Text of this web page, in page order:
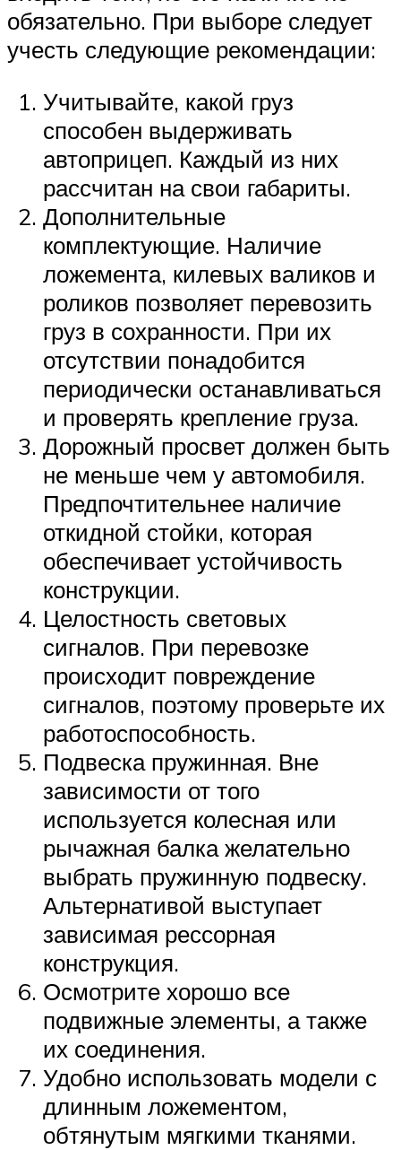
обязательно. При выборе следует
учесть следующие рекомендации:
Учитывайте, какой груз
способен выдерживать
автоприцеп. Каждый из них
рассчитан на свои габариты.
Дополнительные
комплектующие. Наличие
ложемента, килевых валиков и
роликов позволяет перевозить
груз в сохранности. При их
отсутствии понадобится
периодически останавливаться
и проверять крепление груза.
Дорожный просвет должен быть
не меньше чем у автомобиля.
Предпочтительнее наличие
откидной стойки, которая
обеспечивает устойчивость
конструкции.
Целостность световых
сигналов. При перевозке
происходит повреждение
сигналов, поэтому проверьте их
работоспособность.
Подвеска пружинная. Вне
зависимости от того
используется колесная или
рычажная балка желательно
выбрать пружинную подвеску.
Альтернативой выступает
зависимая рессорная
конструкция.
Осмотрите хорошо все
подвижные элементы, а также
их соединения.
Удобно использовать модели с
длинным ложементом,
обтянутым мягкими тканями.